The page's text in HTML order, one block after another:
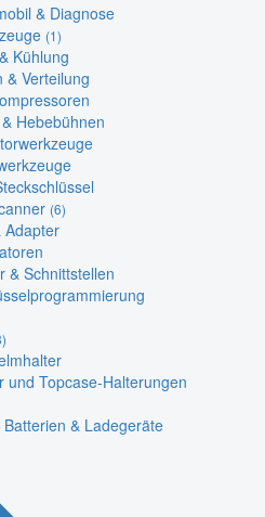
& Diagnose
(1)
Kühlung
& Verteilung
Hebebühnen
(6)
Adapter
& Schnittstellen
und Topcase-Halterungen
Batterien & Ladegeräte